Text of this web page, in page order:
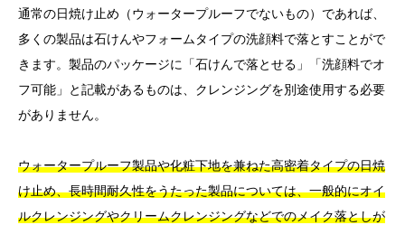
通常の日焼け止め（ウォータープルーフでないもの）であれば、
多くの製品は石けんやフォームタイプの洗顔料で落とすことがで
きます。製品のパッケージに「石けんで落とせる」「洗顔料でオ
フ可能」と記載があるものは、クレンジングを別途使用する必要
がありません。
ウォータープルーフ製品や化粧下地を兼ねた高密着タイプの日焼
け止め、長時間耐久性をうたった製品については、一般的にオイ
ルクレンジングやクリームクレンジングなどでのメイク落としが